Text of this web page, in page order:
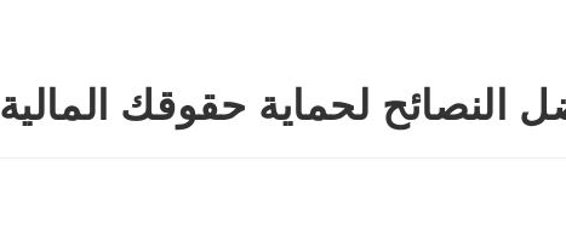
لحماية حقوقك المالية